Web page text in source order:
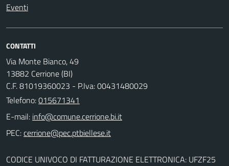
Eventi
CONTATTI
Via Monte Bianco, 49
13882 Cerrione (BI)
C.F. 81019360023 - P.Iva: 00431480029
Telefono:015671341
E-mail:
PEC:
CODICE UNIVOCO DI FATTURAZIONE ELETTRONICA: UFZF25